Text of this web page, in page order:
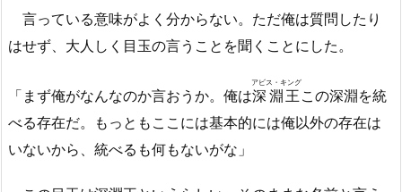
言っている意味がよく分からない。ただ俺は質問したり
はせず、大人しく目玉の言うことを聞くことにした。
「まず俺がなんなのか言おうか。俺は深淵王
アビス・キング
この深淵を統
べる存在だ。もっともここには基本的には俺以外の存在は
いないから、統べるも何もないがな」